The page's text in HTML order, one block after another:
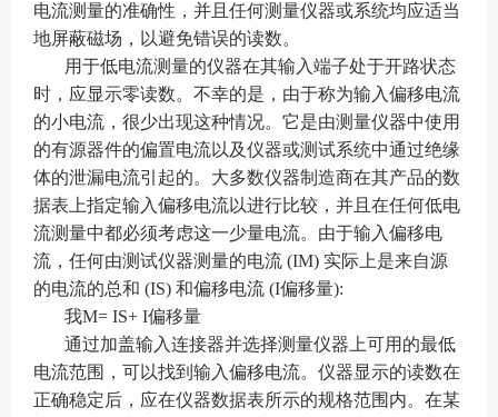
电流测量的准确性，并且任何测量仪器或系统均应适当
地屏蔽磁场，以避免错误的读数。
用于低电流测量的仪器在其输入端子处于开路状态
时，应显示零读数。不幸的是，由于称为输入偏移电流
的小电流，很少出现这种情况。它是由测量仪器中使用
的有源器件的偏置电流以及仪器或测试系统中通过绝缘
体的泄漏电流引起的。大多数仪器制造商在其产品的数
据表上指定输入偏移电流以进行比较，并且在任何低电
流测量中都必须考虑这一少量电流。由于输入偏移电
流，任何由测试仪器测量的电流 (IM) 实际上是来自源
的电流的总和 (IS) 和偏移电流 (I偏移量):
我M= IS+ I偏移量
通过加盖输入连接器并选择测量仪器上可用的最低
电流范围，可以找到输入偏移电流。仪器显示的读数在
正确稳定后，应在仪器数据表所示的规格范围内。在某